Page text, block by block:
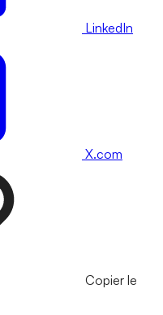
LinkedIn
X.com
Copier le